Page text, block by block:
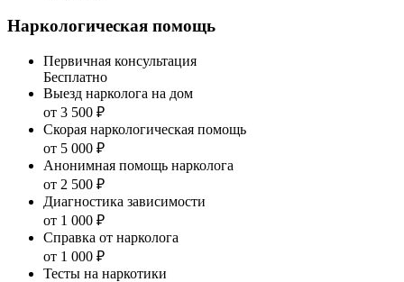
Наркологическая помощь
Первичная консультация
Бесплатно
Выезд нарколога на дом
от 3 500 ₽
Скорая наркологическая помощь
от 5 000 ₽
Анонимная помощь нарколога
от 2 500 ₽
Диагностика зависимости
от 1 000 ₽
Справка от нарколога
от 1 000 ₽
Тесты на наркотики